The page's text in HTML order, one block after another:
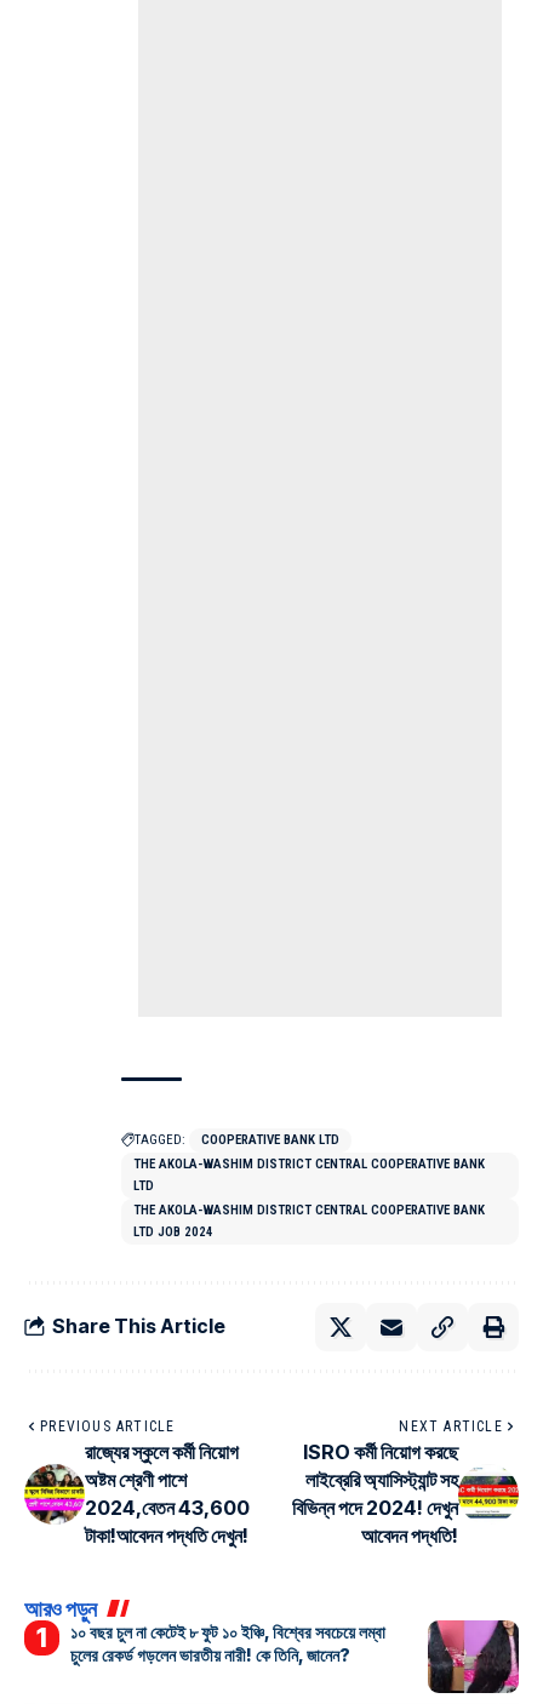
TAGGED:
COOPERATIVE BANK LTD
THE AKOLA-WASHIM DISTRICT CENTRAL COOPERATIVE BANK
LTD
THE AKOLA-WASHIM DISTRICT CENTRAL COOPERATIVE BANK
LTD JOB 2024
Share This Article
PREVIOUS ARTICLE
রাজ্যের স্কুলে কর্মী নিয়োগ
অষ্টম শ্রেণী পাশে
2024,বেতন 43,600
টাকা!আবেদন পদ্ধতি দেখুন!
NEXT ARTICLE
ISRO কর্মী নিয়োগ করছে
লাইব্রেরি অ্যাসিস্ট্যান্ট সহ
বিভিন্ন পদে 2024! দেখুন
আবেদন পদ্ধতি!
আরও পড়ুন
১০ বছর চুল না কেটেই ৮ ফুট ১০ ইঞ্চি, বিশ্বের সবচেয়ে লম্বা
চুলের রেকর্ড গড়লেন ভারতীয় নারী! কে তিনি, জানেন?